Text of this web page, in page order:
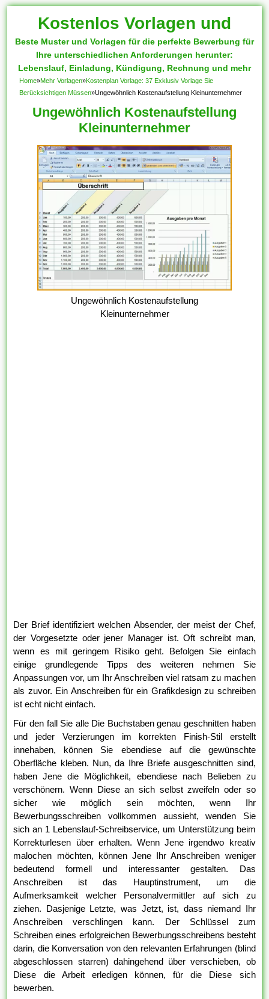
Kostenlos Vorlagen und
Muster
Beste Muster und Vorlagen für die perfekte Bewerbung für
Ihre unterschiedlichen Anforderungen herunter:
Lebenslauf, Einladung, Kündigung, Rechnung und mehr
Home»Mehr Vorlagen»Kostenplan Vorlage: 37 Exklusiv Vorlage Sie
Berücksichtigen Müssen»Ungewöhnlich Kostenaufstellung Kleinunternehmer
Ungewöhnlich Kostenaufstellung
Kleinunternehmer
Ungewöhnlich Kostenaufstellung
Kleinunternehmer
Der Brief identifiziert welchen Absender, der meist der Chef,
der Vorgesetzte oder jener Manager ist. Oft schreibt man,
wenn es mit geringem Risiko geht. Befolgen Sie einfach
einige grundlegende Tipps des weiteren nehmen Sie
Anpassungen vor, um Ihr Anschreiben viel ratsam zu machen
als zuvor. Ein Anschreiben für ein Grafikdesign zu schreiben
ist echt nicht einfach.
Für den fall Sie alle Die Buchstaben genau geschnitten haben
und jeder Verzierungen im korrekten Finish-Stil erstellt
innehaben, können Sie ebendiese auf die gewünschte
Oberfläche kleben. Nun, da Ihre Briefe ausgeschnitten sind,
haben Jene die Möglichkeit, ebendiese nach Belieben zu
verschönern. Wenn Diese an sich selbst zweifeln oder so
sicher wie möglich sein möchten, wenn Ihr
Bewerbungsschreiben vollkommen aussieht, wenden Sie
sich an 1 Lebenslauf-Schreibservice, um Unterstützung beim
Korrekturlesen über erhalten. Wenn Jene irgendwo kreativ
malochen möchten, können Jene Ihr Anschreiben weniger
bedeutend formell und interessanter gestalten. Das
Anschreiben ist das Hauptinstrument, um die
Aufmerksamkeit welcher Personalvermittler auf sich zu
ziehen. Dasjenige Letzte, was Jetzt, ist, dass niemand Ihr
Anschreiben verschlingen kann. Der Schlüssel zum
Schreiben eines erfolgreichen Bewerbungsschreibens besteht
darin, die Konversation von den relevanten Erfahrungen (blind
abgeschlossen starren) dahingehend über verschieben, ob
Diese die Arbeit erledigen können, für die Diese sich
bewerben.